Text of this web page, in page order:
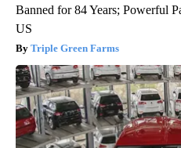
Banned for 84 Years; Powerful
US
Triple Green Farms